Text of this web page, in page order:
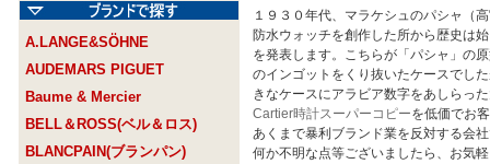
A.LANGE&SÖHNE
AUDEMARS PIGUET
Baume & Mercier
BELL＆ROSS(ベル＆ロス)
BLANCPAIN(ブランパン)
１９３０年代、マラケシュのパシャ（
防水ウォッチを創作した所から歴史は
を発表します。こちらが「パシャ」の
のインゴットをくり抜いたケースでし
きなケースにアラビア数字をあしらっ
Cartier時計スーパーコピーを低価でお
あくまで暴利ブランド業を反対する会
何か不明な点等ございましたら、お気